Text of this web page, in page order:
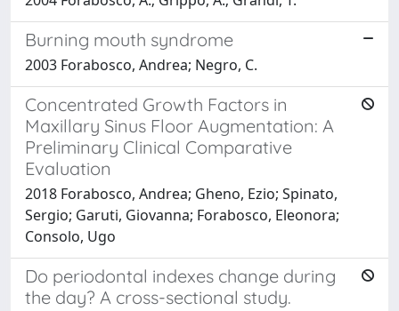
Burning mouth syndrome
2003 Forabosco, Andrea; Negro, C.
Concentrated Growth Factors in
Maxillary Sinus Floor Augmentation: A
Preliminary Clinical Comparative
Evaluation
2018 Forabosco, Andrea; Gheno, Ezio; Spinato,
Sergio; Garuti, Giovanna; Forabosco, Eleonora;
Consolo, Ugo
Do periodontal indexes change during
the day? A cross-sectional study.